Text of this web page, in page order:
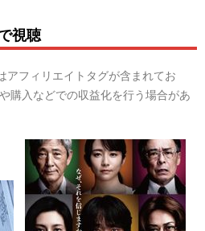
視聴
アフィリエイトタグが含まれてお
購入などでの収益化を行う場合があ